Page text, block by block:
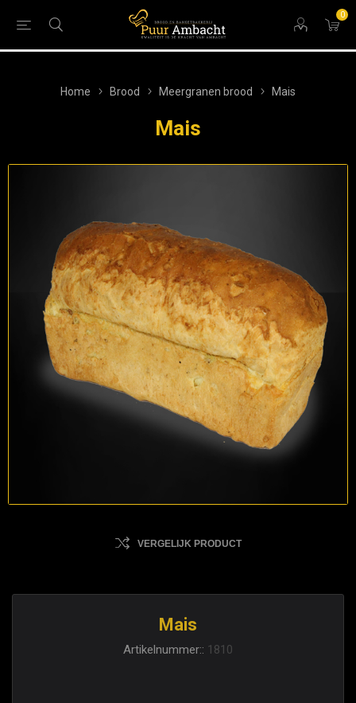
0
Home Brood Meergranen brood Mais
Mais
VERGELIJK PRODUCT
Mais
Artikelnummer:: 1810